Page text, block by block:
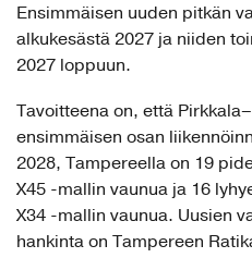
Ensimmäisen uuden pitkän
alkukesästä 2027 ja niiden
2027 loppuun.
Tavoitteena on, että
ensimmäisen osan
2028, Tampereella on 19
X45 -mallin vaunua ja 16
X34 -mallin vaunua. Uusien
hankinta on Tampereen